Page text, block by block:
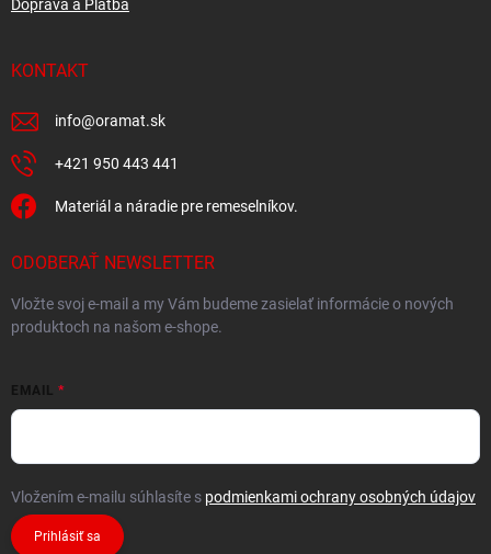
Doprava a Platba
KONTAKT
info@oramat.sk
+421 950 443 441
Materiál a náradie pre remeselníkov.
ODOBERAŤ NEWSLETTER
Vložte svoj e-mail a my Vám budeme zasielať informácie o nových
produktoch na našom e-shope.
EMAIL
Vložením e-mailu súhlasíte s podmienkami ochrany osobných údajov
Prihlásiť sa